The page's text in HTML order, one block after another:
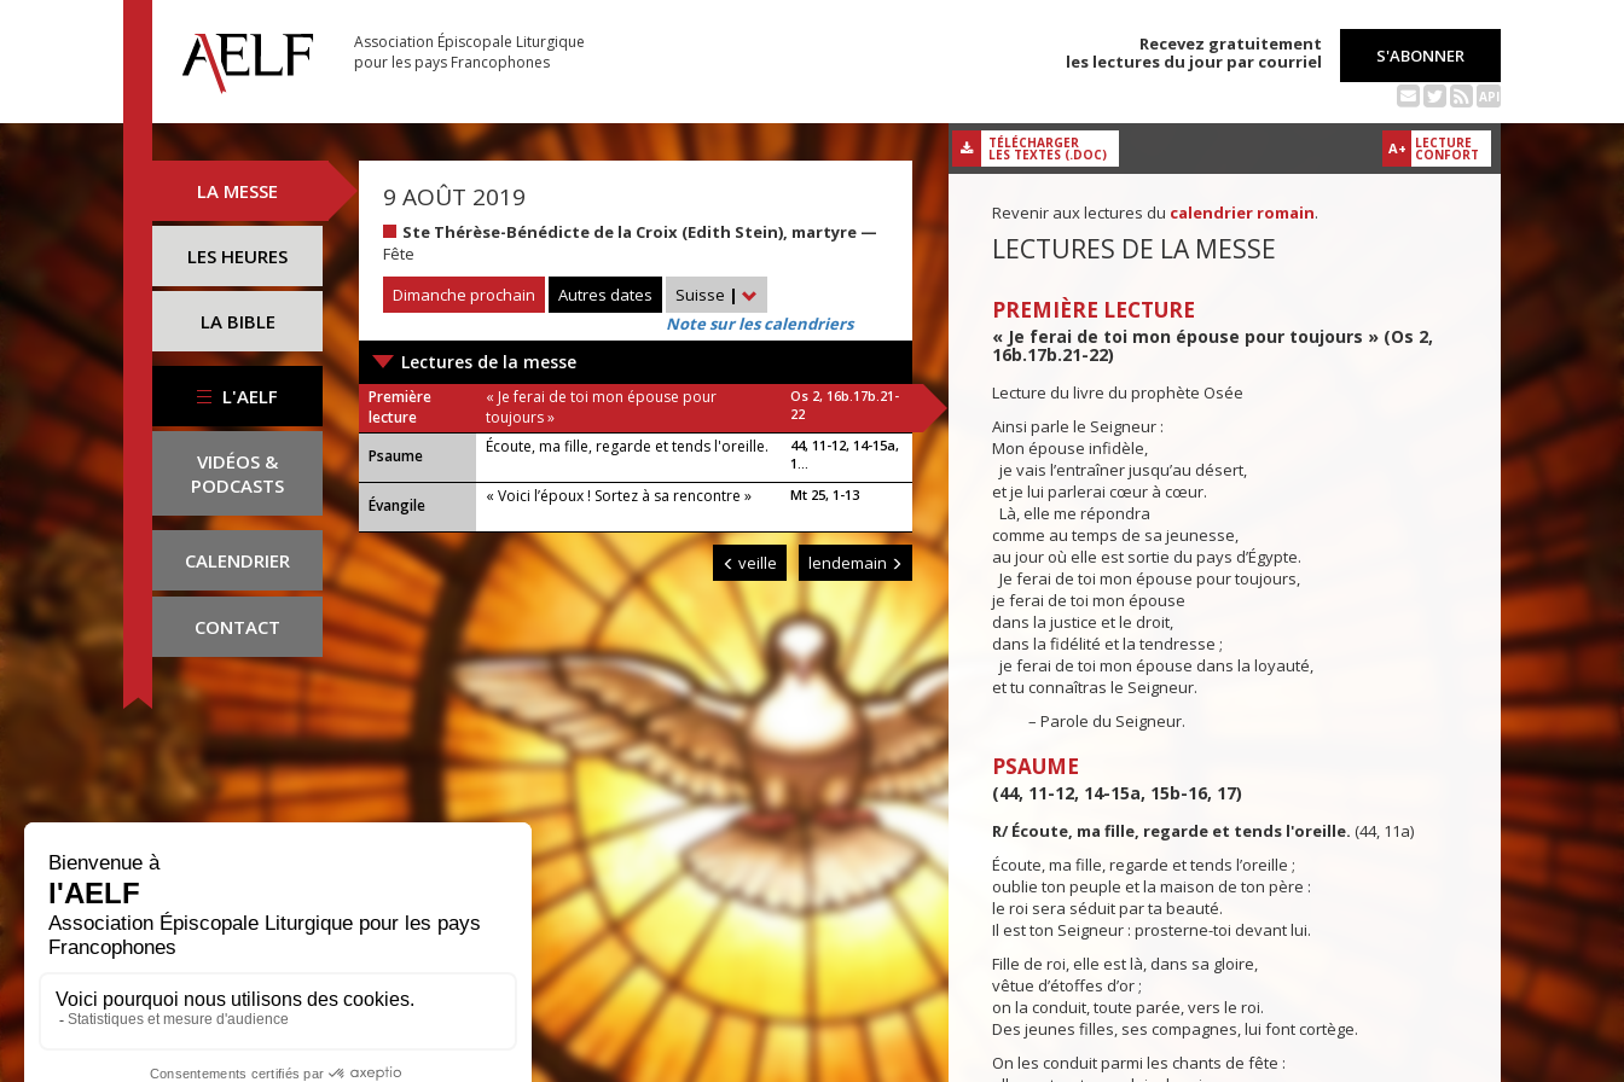
Association Épiscopale Liturgique
pour les pays Francophones
Recevez gratuitement
les lectures du jour par courriel
S'ABONNER
API
LA MESSE
LES HEURES
LA BIBLE
L'AELF
VIDÉOS &
PODCASTS
CALENDRIER
CONTACT
9 AOÛT 2019
Ste Thérèse-Bénédicte de la Croix (Edith Stein), martyre —
Fête
Dimanche prochain
Autres dates Suisse |
Note sur les calendriers
Lectures de la messe
Première
lecture
« Je ferai de toi mon épouse pour
toujours »
Os 2, 16b.17b.21-
22
Psaume Écoute, ma fille, regarde et tends l'oreille.
44, 11-12, 14-15a,
1...
Évangile « Voici l’époux ! Sortez à sa rencontre » Mt 25, 1-13
veille lendemain
A+ LECTURE
CONFORT
TÉLÉCHARGER
LES TEXTES (.DOC)
Revenir aux lectures du calendrier romain.
LECTURES DE LA MESSE
PREMIÈRE LECTURE
« Je ferai de toi mon épouse pour toujours » (Os 2,
16b.17b.21-22)
Lecture du livre du prophète Osée
Ainsi parle le Seigneur :
Mon épouse infidèle,
je vais l’entraîner jusqu’au désert,
et je lui parlerai cœur à cœur.
Là, elle me répondra
comme au temps de sa jeunesse,
au jour où elle est sortie du pays d’Égypte.
Je ferai de toi mon épouse pour toujours,
je ferai de toi mon épouse
dans la justice et le droit,
dans la fidélité et la tendresse ;
je ferai de toi mon épouse dans la loyauté,
et tu connaîtras le Seigneur.
– Parole du Seigneur.
PSAUME
(44, 11-12, 14-15a, 15b-16, 17)
R/ Écoute, ma fille, regarde et tends l'oreille. (44, 11a)
Écoute, ma fille, regarde et tends l’oreille ;
oublie ton peuple et la maison de ton père :
le roi sera séduit par ta beauté.
Il est ton Seigneur : prosterne-toi devant lui.
Fille de roi, elle est là, dans sa gloire,
vêtue d’étoffes d’or ;
on la conduit, toute parée, vers le roi.
Des jeunes filles, ses compagnes, lui font cortège.
On les conduit parmi les chants de fête :